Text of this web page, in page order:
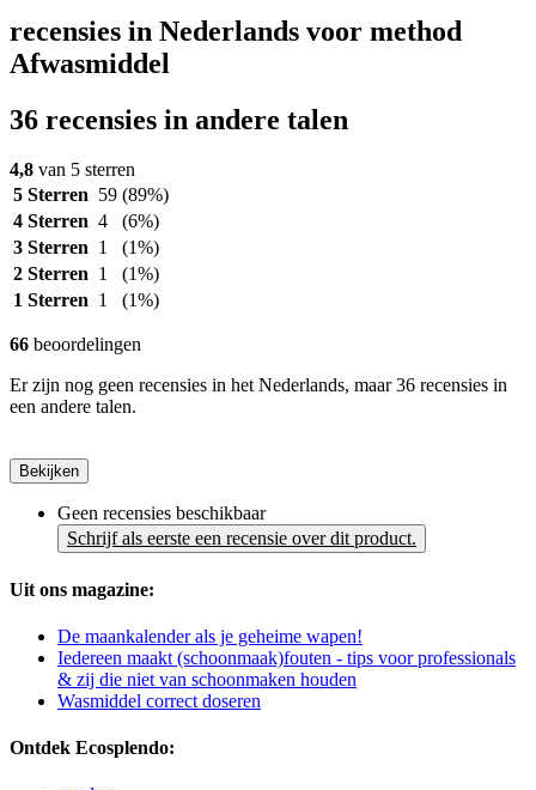
recensies in Nederlands voor method
Afwasmiddel
36 recensies in andere talen
4,8 van 5 sterren
5 Sterren 59 (89%)
4 Sterren 4
(6%)
3 Sterren 1
(1%)
2 Sterren 1
(1%)
1 Sterren 1 (1%)
66 beoordelingen
Er zijn nog geen recensies in het Nederlands, maar 36 recensies in
een andere talen.
Bekijken
Geen recensies beschikbaar
Schrijf als eerste een recensie over dit product.
Uit ons magazine:
De maankalender als je geheime wapen!
Iedereen maakt (schoonmaak)fouten - tips voor professionals
& zij die niet van schoonmaken houden
Wasmiddel correct doseren
Ontdek Ecosplendo: